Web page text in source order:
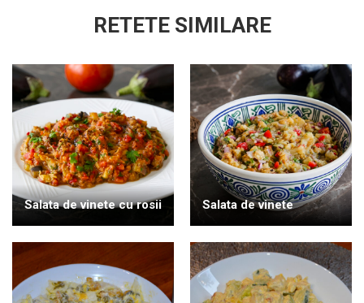
RETETE SIMILARE
Salata de vinete cu rosii Salata de vinete